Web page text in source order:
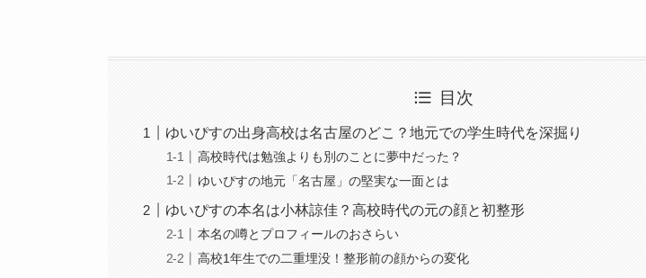
目次
ゆいぴすの出身高校は名古屋のどこ？地元での学生時代を深掘り
高校時代は勉強よりも別のことに夢中だった？
ゆいぴすの地元「名古屋」の堅実な一面とは
ゆいぴすの本名は小林諒佳？高校時代の元の顔と初整形
本名の噂とプロフィールのおさらい
高校1年生での二重埋没！整形前の顔からの変化